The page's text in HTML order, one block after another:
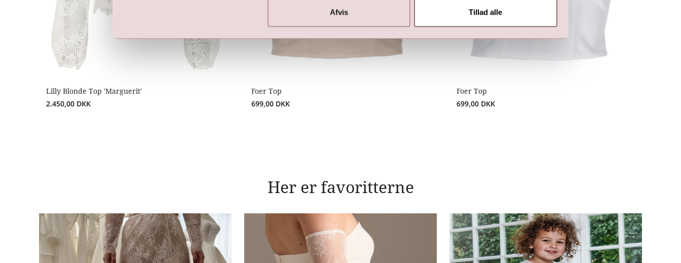
Afvis Tillad alle
Lilly Blonde Top 'Marguerit'
2.450,00 DKK
Foer Top
699,00 DKK
Foer Top
699,00 DKK
Her er favoritterne